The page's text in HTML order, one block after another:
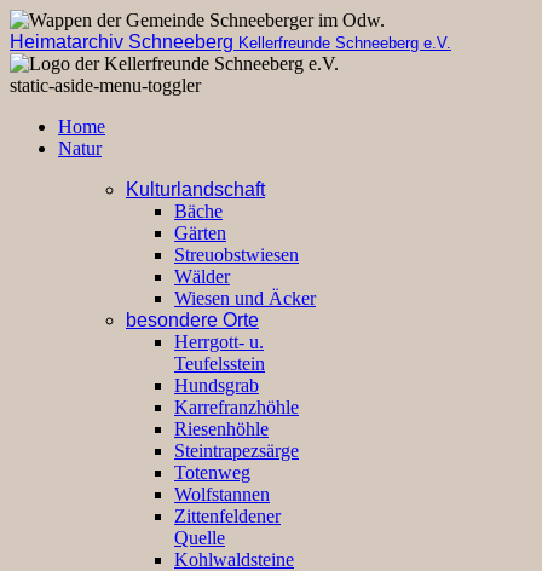
Heimatarchiv Schneeberg Kellerfreunde Schneeberg e.V.
static-aside-menu-toggler
Home
Natur
Kulturlandschaft
Bäche
Gärten
Streuobstwiesen
Wälder
Wiesen und Äcker
besondere Orte
Herrgott- u.
Teufelsstein
Hundsgrab
Karrefranzhöhle
Riesenhöhle
Steintrapezsärge
Totenweg
Wolfstannen
Zittenfeldener
Quelle
Kohlwaldsteine